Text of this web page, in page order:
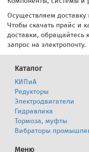
Осуществляем
Чтобы скачать прайс и
доставки, обращайтесь
запрос на электропочту.
Каталог
КИПиА
Редукторы
Электродвигатели
Гидравлика
Тормоза, муфты
Вибраторы
Меню